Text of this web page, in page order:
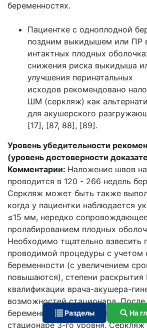
беременностях.
Пациентке с одноплодной
поздним выкидышем или ПР
интактных плодных
снижения риска выкидыша
улучшения перинатальных
исходов рекомендовано
ШМ (серкляж) как
для акушерского
[17], [87, 88], [89].
Уровень убедительности
(уровень достоверности
Комментарии: Наложение швов
проводится в 120 - 266 недель
Серкляж может быть также
когда у пациентки наблюдается
≤15 мм, нередко
пролабированием плодных
Необходимо тщательно взвесить
проводимой процедуры с учетом
беременности (с увеличением
повышаются), степени
квалификации врача-акушера-
возможностей стационара. После
беременности серкляж
стационаре 3-го уровня. Серкляж
Разделы На